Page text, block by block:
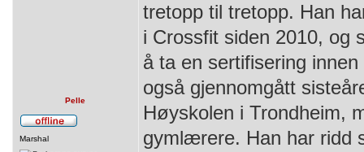
Pelle
Marshal
tretopp til tretopp. Han
i Crossfit siden 2010, og
å ta en sertifisering
også gjennomgått
Høyskolen i Trondheim,
gymlærere. Han har ridd